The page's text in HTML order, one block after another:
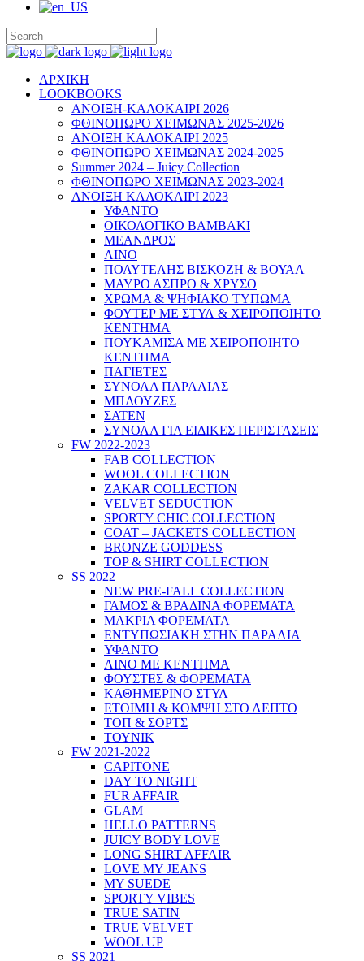
ΑΡΧΙΚΗ
LOOKBOOKS
ΑΝΟΙΞΗ-ΚΑΛΟΚΑΙΡΙ 2026
ΦΘΙΝΟΠΩΡΟ ΧΕΙΜΩΝΑΣ 2025-2026
ΑΝΟΙΞΗ ΚΑΛΟΚΑΙΡΙ 2025
ΦΘΙΝΟΠΩΡΟ ΧΕΙΜΩΝΑΣ 2024-2025
Summer 2024 – Juicy Collection
ΦΘΙΝΟΠΩΡΟ ΧΕΙΜΩΝΑΣ 2023-2024
ΑΝΟΙΞΗ ΚΑΛΟΚΑΙΡΙ 2023
ΥΦΑΝΤΟ
ΟΙΚΟΛΟΓΙΚΟ ΒΑΜΒΑΚΙ
ΜΕΑΝΔΡΟΣ
ΛΙΝΟ
ΠΟΛΥΤΕΛΗΣ ΒΙΣΚΟΖΗ & ΒΟΥΑΛ
ΜΑΥΡΟ ΑΣΠΡΟ & ΧΡΥΣΟ
ΧΡΩΜΑ & ΨΗΦΙΑΚΟ ΤΥΠΩΜΑ
ΦΟΥΤΕΡ ΜΕ ΣΤΥΛ & ΧΕΙΡΟΠΟΙΗΤΟ
ΚΕΝΤΗΜΑ
ΠΟΥΚΑΜΙΣΑ ΜΕ ΧΕΙΡΟΠΟΙΗΤΟ
ΚΕΝΤΗΜΑ
ΠΑΓΙΕΤΕΣ
ΣΥΝΟΛΑ ΠΑΡΑΛΙΑΣ
ΜΠΛΟΥΖΕΣ
ΣΑΤΕΝ
ΣΥΝΟΛΑ ΓΙΑ ΕΙΔΙΚΕΣ ΠΕΡΙΣΤΑΣΕΙΣ
FW 2022-2023
FAB COLLECTION
WOOL COLLECTION
ZAKAR COLLECTION
VELVET SEDUCTION
SPORTY CHIC COLLECTION
COAT – JACKETS COLLECTION
BRONZE GODDESS
TOP & SHIRT COLLECTION
SS 2022
NEW PRE-FALL COLLECTION
ΓΑΜΟΣ & ΒΡΑΔΙΝΑ ΦΟΡΕΜΑΤΑ
ΜΑΚΡΙΑ ΦΟΡΕΜΑΤΑ
ΕΝΤΥΠΩΣΙΑΚΗ ΣΤΗΝ ΠΑΡΑΛΙΑ
ΥΦΑΝΤΟ
ΛΙΝΟ ΜΕ ΚΕΝΤΗΜΑ
ΦΟΥΣΤΕΣ & ΦΟΡΕΜΑΤΑ
ΚΑΘΗΜΕΡΙΝΟ ΣΤΥΛ
ΕΤΟΙΜΗ & ΚΟΜΨΗ ΣΤΟ ΛΕΠΤΟ
ΤΟΠ & ΣΟΡΤΣ
ΤΟΥΝΙΚ
FW 2021-2022
CAPITONE
DAY TO NIGHT
FUR AFFAIR
GLAM
HELLO PATTERNS
JUICY BODY LOVE
LONG SHIRT AFFAIR
LOVE MY JEANS
MY SUEDE
SPORTY VIBES
TRUE SATIN
TRUE VELVET
WOOL UP
SS 2021